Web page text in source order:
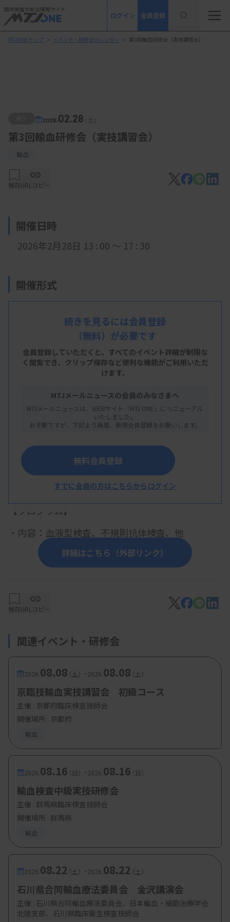
臨床検査の総合情報サイト
ログイン 会員登録
MTJONEトップ ＞ イベント・研修会カレンダー ＞ 第3回輸血研修会（実技講習会）
2026. 02.28（土）
第3回輸血研修会（実技講習会）
輸血
保存URLコピー
開催日時
2026年2月28日 13 : 00 ～ 17 : 30
開催形式
現地開催
兵庫医科大学 教育研究棟 401実習室
主 催
兵庫県臨床検査技師会
概 要
【プログラム】
・内容：血液型検査、不規則抗体検査、他
・参加費：会員 5000円 非会員 10000円
詳細はこちら（外部リンク）
続きを見るには会員登録
（無料）が必要です
会員登録していただくと、すべてのイベント詳細が制限な
く閲覧でき、 クリップ保存など便利な機能がご利用いただ
けます。
MTJメールニュースの会員のみなさまへ
MTJメールニュースは、WEBサイト「MTJ ONE」にリニューアル
いたしました。
お手数ですが、下記より再度、新規会員登録をお願いします。
無料会員登録
すでに会員の方はこちらからログイン
保存URLコピー
関連イベント・研修会
2026. 08.08（土） -2026. 08.08（土）
京臨技輸血実技講習会 初級コース
主催 : 京都府臨床検査技師会
開催場所 : 京都府
輸血
2026. 08.16（日） -2026. 08.16（日）
輸血検査中級実技研修会
主催 : 群馬県臨床検査技師会
開催場所 : 群馬県
輸血
2026. 08.22（土） -2026. 08.22（土）
石川県合同輸血療法委員会 金沢講演会
主催 : 石川県合同輸血療法委員会、日本輸血・細胞治療学会
北陸支部、石川県臨床衛生検査技師会